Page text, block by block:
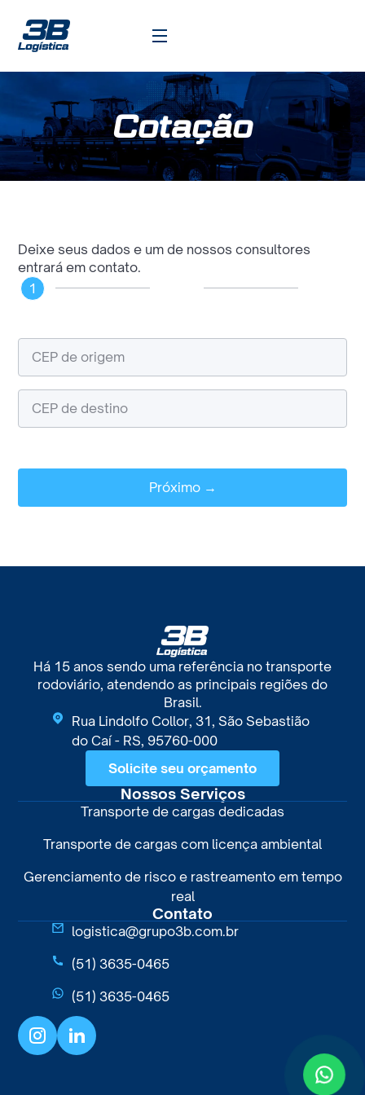
Cotação
Deixe seus dados e um de nossos consultores
entrará em contato.
1
Próximo →
Há 15 anos sendo uma referência no transporte
rodoviário, atendendo as principais regiões do
Brasil.
Rua Lindolfo Collor, 31, São Sebastião
do Caí - RS, 95760-000
Solicite seu orçamento
Nossos Serviços
Transporte de cargas dedicadas
Transporte de cargas com licença ambiental
Gerenciamento de risco e rastreamento em tempo
real
Contato
logistica@grupo3b.com.br
(51) 3635-0465
(51) 3635-0465